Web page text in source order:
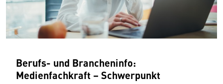
Berufs- und Brancheninfo:
Medienfachkraft – Schwerpunkt